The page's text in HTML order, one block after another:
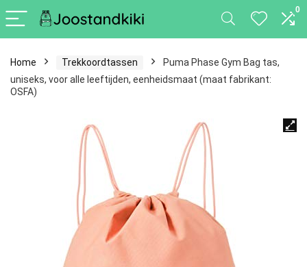
0
Home Trekkoordtassen
Puma Phase Gym Bag tas,
uniseks, voor alle leeftijden, eenheidsmaat (maat fabrikant:
OSFA)